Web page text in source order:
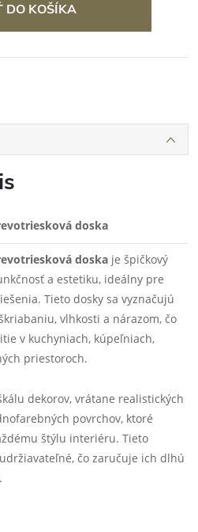
DO KOŠÍKA
doska
doska je špičkový
a estetiku, ideálny pre
Tieto dosky sa vyznačujú
vlhkosti a nárazom, čo
v kuchyniach, kúpeľniach,
priestoroch.
dekorov, vrátane realistických
povrchov, ktoré
štýlu interiéru. Tieto
čo zaručuje ich dlhú